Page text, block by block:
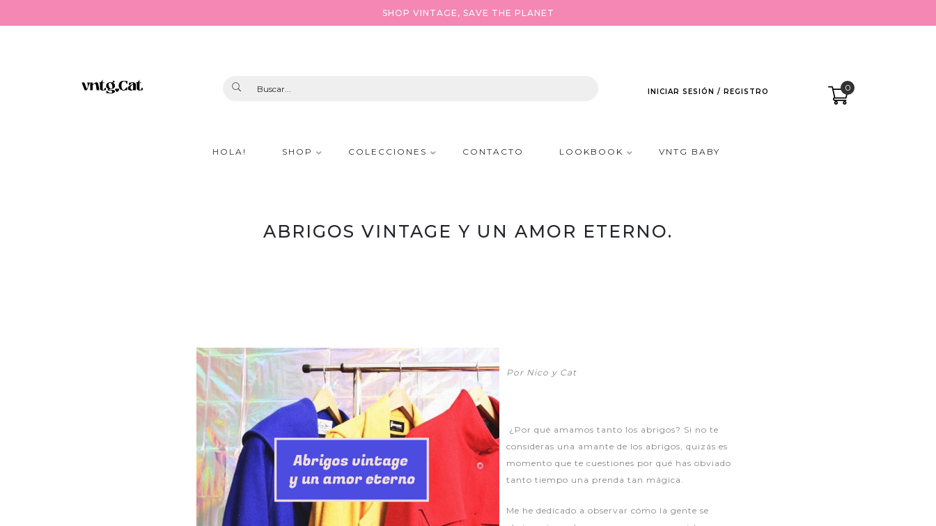
SHOP VINTAGE, SAVE THE PLANET
INICIAR SESIÓN / REGISTRO 0
HOLA! SHOP COLECCIONES CONTACTO LOOKBOOK VNTG BABY
ABRIGOS VINTAGE Y UN AMOR ETERNO.
Por Nico y Cat
¿Por qué amamos tanto los abrigos? Si no te
consideras una amante de los abrigos, quizás es
momento que te cuestiones por qué has obviado
tanto tiempo una prenda tan mágica.
Me he dedicado a observar cómo la gente se